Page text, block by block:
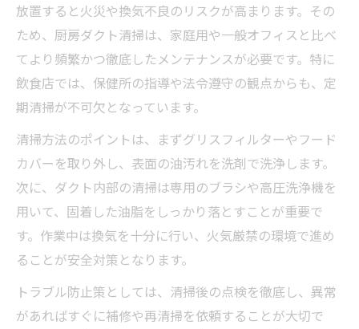
放置すると火災や換気不良のリスクが高まります。その
ため、厨房ダクト清掃は、家庭用や一般オフィスと比べ
てより頻繁かつ徹底したメンテナンスが必要です。特に
飲食店では、保健所の指導や法令遵守の観点からも、定
期清掃が不可欠となっています。
清掃方法のポイントは、まずグリスフィルターやフード
カバーを取り外し、表面の油汚れを洗剤で洗浄します。
次に、ダクト内部の清掃は専用のブラシや高圧洗浄機を
用いて、固着した油脂をしっかり落とすことが重要で
す。作業中は換気を十分に行い、火気厳禁の環境で進め
ることが安全対策となります。
トラブル防止策としては、清掃後の点検を徹底し、異常
があればすぐに補修や再清掃を依頼することが大切で